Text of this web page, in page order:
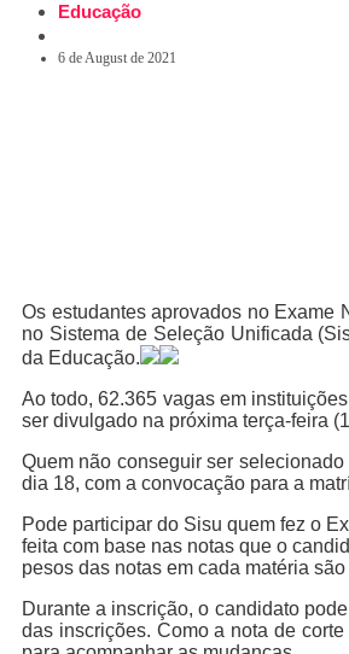
Educação
6 de August de 2021
Os estudantes aprovados no Exame
no Sistema de Seleção Unificada
da Educação.
Ao todo, 62.365 vagas em
ser divulgado na próxima terça-feira
Quem não conseguir ser
dia 18, com a convocação para a
Pode participar do Sisu quem fez o
feita com base nas notas que o
pesos das notas em cada matéria
Durante a inscrição, o candidato
das inscrições. Como a nota de